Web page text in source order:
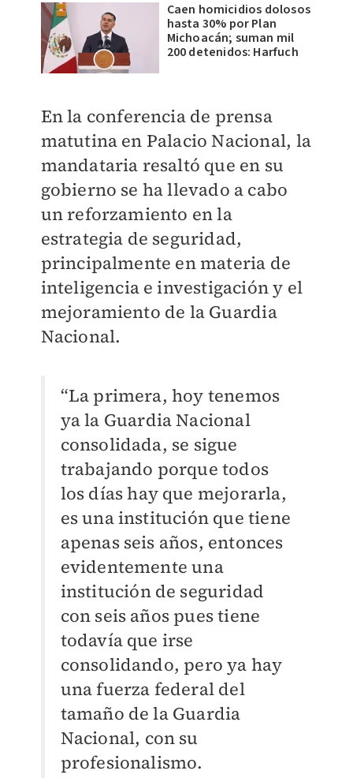
Caen homicidios dolosos
hasta 30% por Plan
Michoacán; suman mil
200 detenidos: Harfuch
En la conferencia de prensa
matutina en Palacio Nacional, la
mandataria resaltó que en su
gobierno se ha llevado a cabo
un reforzamiento en la
estrategia de seguridad,
principalmente en materia de
inteligencia e investigación y el
mejoramiento de la Guardia
Nacional.
“La primera, hoy tenemos
ya la Guardia Nacional
consolidada, se sigue
trabajando porque todos
los días hay que mejorarla,
es una institución que tiene
apenas seis años, entonces
evidentemente una
institución de seguridad
con seis años pues tiene
todavía que irse
consolidando, pero ya hay
una fuerza federal del
tamaño de la Guardia
Nacional, con su
profesionalismo.